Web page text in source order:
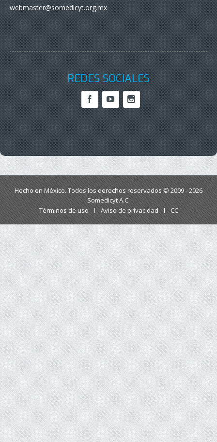
webmaster@somedicyt.org.mx
REDES SOCIALES
Hecho en México. Todos los derechos reservados © 2009 - 2026
Somedicyt A.C.
Términos de uso
Aviso de privacidad CC